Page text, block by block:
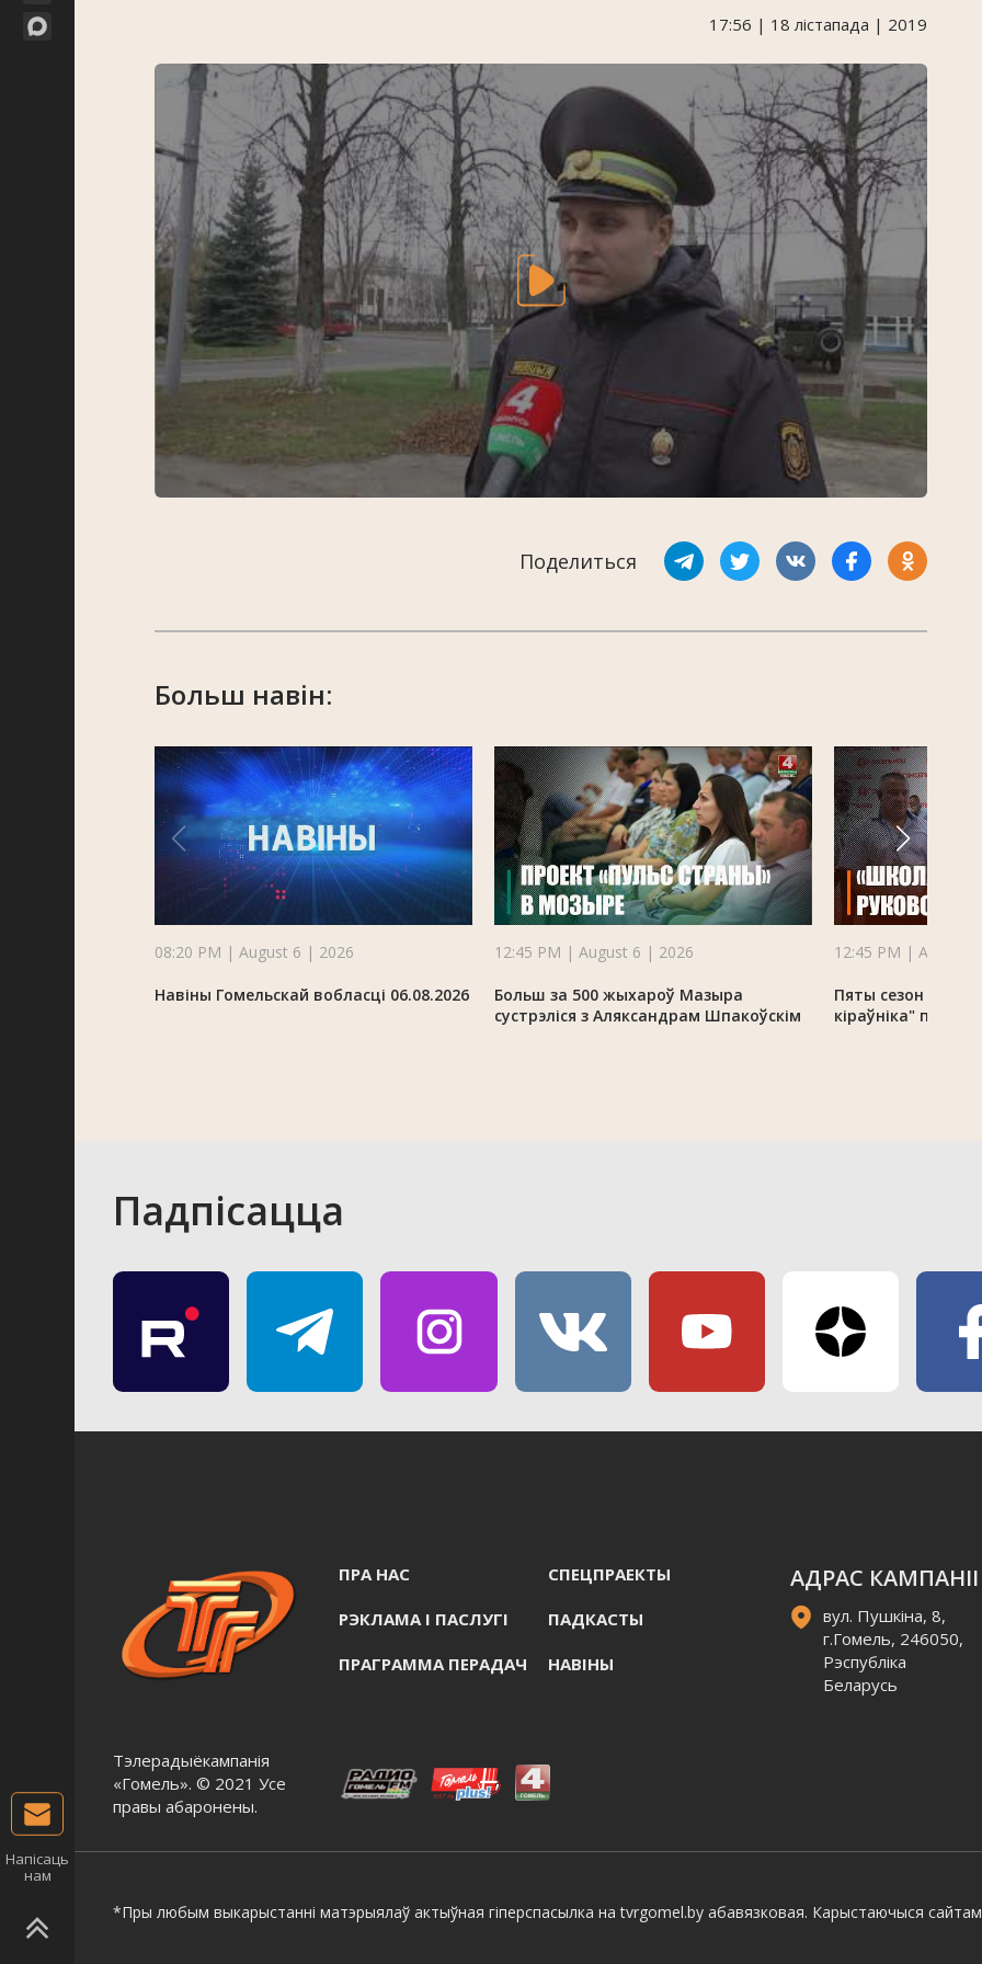
17:56 | 18 лістапада | 2019
Поделиться
Больш навін:
08:20 PM | August 6 | 2026
Навіны Гомельскай вобласці 06.08.2026
12:45 PM | August 6 | 2026
Больш за 500 жыхароў Мазыра
сустрэліся з Аляксандрам Шпакоўскім
12:45 PM | August
Пяты сезон
кіраўніка"
Падпісацца
Тэлерадыёкампанія
«Гомель». © 2021 Усе
правы абаронены.
ПРА НАС СПЕЦПРАЕКТЫ
РЭКЛАМА I ПАСЛУГI ПАДКАСТЫ
ПРАГРАММА ПЕРАДАЧ НАВIНЫ
АДРАС КАМПАНІІ
вул. Пушкіна, 8,
г.Гомель, 246050,
Рэспубліка
Беларусь
*Пры любым выкарыстанні матэрыялаў актыўная гіперспасылка на tvrgomel.by абавязковая. Карыстаючыся
Напісаць
нам